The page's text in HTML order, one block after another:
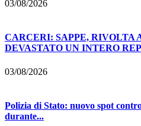
03/08/2026
CARCERI: SAPPE, RIVOLTA
DEVASTATO UN INTERO
03/08/2026
Polizia di Stato: nuovo spot
durante...